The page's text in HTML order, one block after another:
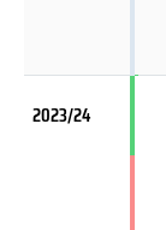
2023/24